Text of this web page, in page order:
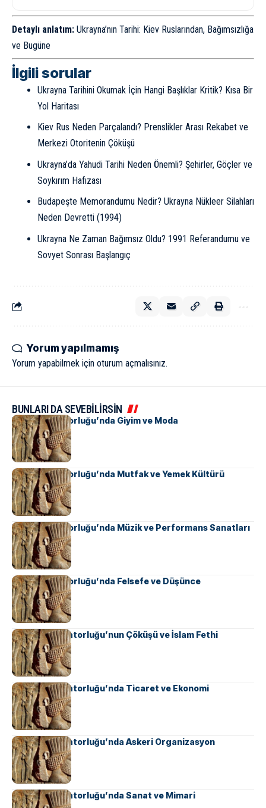
Detaylı anlatım: Ukrayna’nın Tarihi: Kiev Ruslarından, Bağımsızlığa
ve Bugüne
İlgili sorular
Ukrayna Tarihini Okumak İçin Hangi Başlıklar Kritik? Kısa Bir
Yol Haritası
Kiev Rus Neden Parçalandı? Prenslikler Arası Rekabet ve
Merkezi Otoritenin Çöküşü
Ukrayna’da Yahudi Tarihi Neden Önemli? Şehirler, Göçler ve
Soykırım Hafızası
Budapeşte Memorandumu Nedir? Ukrayna Nükleer Silahları
Neden Devretti (1994)
Ukrayna Ne Zaman Bağımsız Oldu? 1991 Referandumu ve
Sovyet Sonrası Başlangıç
Yorum yapılmamış
Yorum yapabilmek için oturum açmalısınız.
BUNLARI DA SEVEBİLİRSİN
Pers İmparatorluğu’nda Giyim ve Moda
Pers İmparatorluğu’nda Mutfak ve Yemek Kültürü
Pers İmparatorluğu’nda Müzik ve Performans Sanatları
Pers İmparatorluğu’nda Felsefe ve Düşünce
Sasani İmparatorluğu’nun Çöküşü ve İslam Fethi
Sasani İmparatorluğu’nda Ticaret ve Ekonomi
Sasani İmparatorluğu’nda Askeri Organizasyon
Sasani İmparatorluğu’nda Sanat ve Mimari